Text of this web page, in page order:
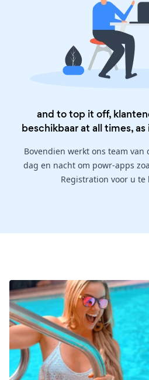
and to top it off,
beschikbaar at all times, as
Bovendien werkt ons team
dag en nacht om powr-apps
Registration voor u te